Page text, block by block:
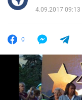
4.09.2017 09:13
0